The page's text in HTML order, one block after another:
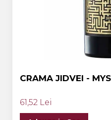
CRAMA JIDVEI -
61,52 Lei